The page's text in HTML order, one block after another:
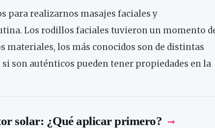
para realizarnos masajes faciales y
Los rodillos faciales tuvieron un momento
materiales, los más conocidos son de distintas
si son auténticos pueden tener propiedades en la
solar: ¿Qué aplicar primero?